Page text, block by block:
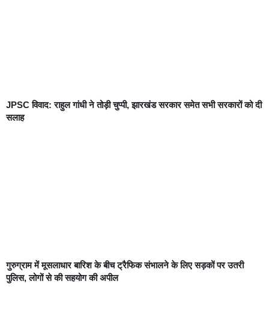
JPSC विवाद: राहुल गांधी ने तोड़ी चुप्पी, झारखंड सरकार समेत सभी सरकारों को दी
सलाह
गुरुग्राम में मूसलाधार बारिश के बीच ट्रैफिक संभालने के लिए सड़कों पर उतरी
पुलिस, लोगों से की सहयोग की अपील